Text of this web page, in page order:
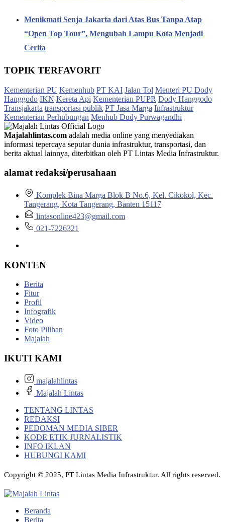
Menikmati Senja Jakarta dari Atas Bus Tanpa Atap
“Open Top Tour”, Mengubah Lampu Kota Menjadi
Cerita
TOPIK TERFAVORIT
Kementerian PU Kemenhub PT KAI Jalan Tol Menteri PU Dody
Hanggodo IKN Kereta Api Kementerian PUPR Dody Hanggodo
Transjakarta transportasi publik PT Jasa Marga Infrastruktur
Kementerian Perhubungan Menhub Dudy Purwagandhi
Majalahlintas.com adalah media online yang menyediakan
informasi tepercaya seputar dunia infrastruktur, transportasi, dan
berita aktual lainnya, diterbitkan oleh PT Lintas Media Infrastruktur.
alamat redaksi/perusahaan
Komplek Bina Marga Blok B No.6, Kel. Cikokol, Kec.
Tangerang, Kota Tangerang, Banten 15117
lintasonline423@gmail.com
021-7226321
KONTEN
Berita
Fitur
Profil
Infografik
Video
Foto Pilihan
Majalah
IKUTI KAMI
majalahlintas
Majalah Lintas
TENTANG LINTAS
REDAKSI
PEDOMAN MEDIA SIBER
KODE ETIK JURNALISTIK
INFO IKLAN
HUBUNGI KAMI
Copyright © 2025, PT Lintas Media Infrastruktur. All rights reserved.
Beranda
Berita